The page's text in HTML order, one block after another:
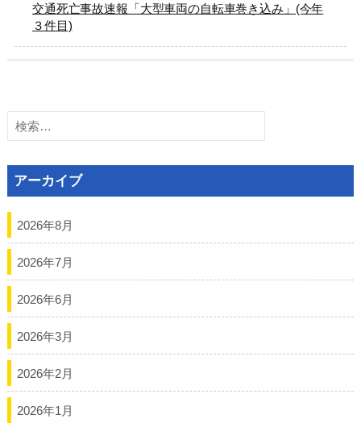
交通死亡事故速報「大型車両の自転車巻き込み」(今年
３件目)
検
索:
アーカイブ
2026年8月
2026年7月
2026年6月
2026年3月
2026年2月
2026年1月